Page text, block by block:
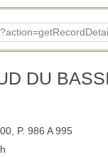
DU
P. 986 A 995